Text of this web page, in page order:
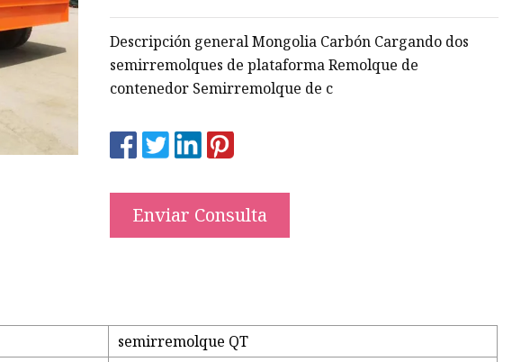
de camión de plataforma baja
Descripción general Mongolia Carbón Cargando dos
semirremolques de plataforma Remolque de
contenedor Semirremolque de c
Enviar Consulta
semirremolque QT